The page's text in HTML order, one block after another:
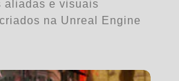
aliadas e visuais
na Unreal Engine